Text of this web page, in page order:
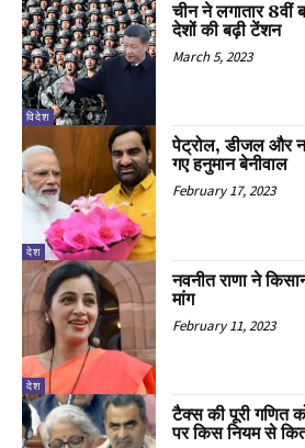
विदेश
चीन ने लगातार 8वीं
देशों की बढ़ी टेंशन
March 5, 2023
देश
पेट्रोल, डीजल और
गए हनुमान बेनीवाल
February 17, 2023
देश
नवनीत राणा ने
मांग
February 11, 2023
टैक्स की पूरी गणित
पर किस नियम से